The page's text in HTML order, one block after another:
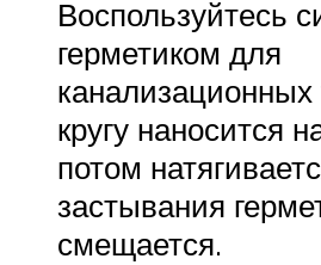
Воспользуйтесь
герметиком для
кругу наносится
потом
застывания
смещается.